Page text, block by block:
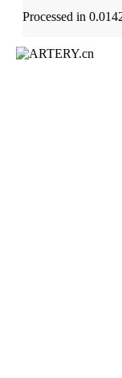
Processed in